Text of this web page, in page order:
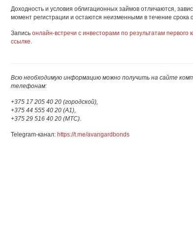
Доходность и условия облигационных займов отличаются,
момент регистрации и остаются неизменными в течение срока
Запись онлайн-встречи с инвесторами по результатам первого
ссылке.
Всю необходимую информацию можно получить на сайте
телефонам:
+375 17 205 40 20 (городской),
+375 44 555 40 20 (А1),
+375 29 516 40 20 (МТС).
Telegram-канал: https://t.me/avangardbonds